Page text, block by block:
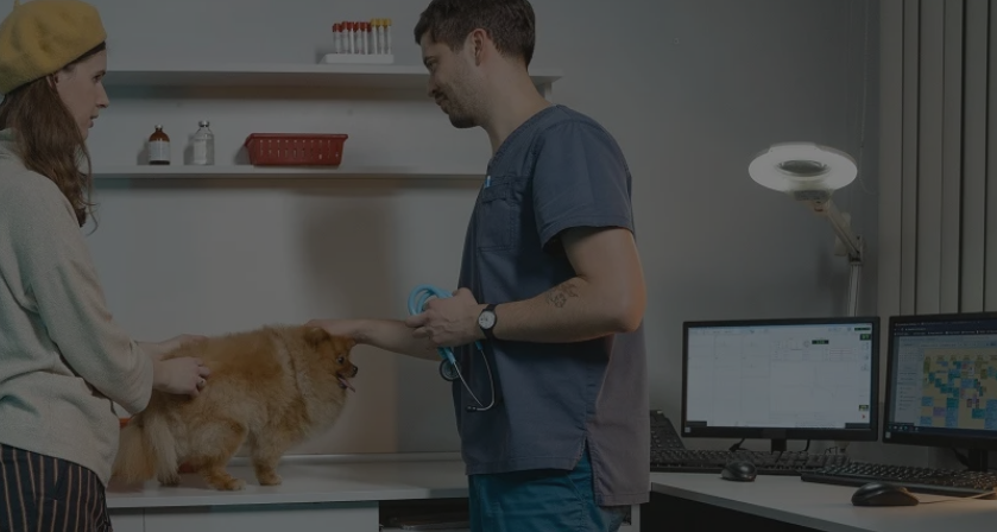
rudaslaska.com.pl
Ten plik cookie przechowuje identyfikator sesji.
rudaslaska.com.pl
Ten plik cookie przechowuje identyfikator sesji.
rudaslaska.com.pl
Ten plik cookie przechowuje identyfikator sesji.
.tiktok.com 1 tydzień 3 dni
Ten plik cookie jest używany do celów
uwierzytelniania i bezpieczeństwa, zapewniając, że
użytkownicy pozostają zalogowani, a ich dane są
zabezpieczone, jak poruszać się przez witrynę
internetową lub interakcji z jej usług.
Cloudflare Inc.
Ten plik cookie służy do rozróżniania ludzi i botów.
Jest to korzystne dla strony internetowej, ponieważ
umożliwia tworzenie ważnych raportów na temat
korzystania z jej witryny internetowej.
Cloudflare Inc.
.twitter.com
Ten plik cookie służy do rozróżniania ludzi i botów.
Jest to korzystne dla strony internetowej, ponieważ
umożliwia tworzenie ważnych raportów na temat
korzystania z jej witryny internetowej.
YouTube
.youtube.com
5 miesięcy 4
tygodnie
Ten plik cookie jest używany do przechowywania
zgody użytkownika i wyboru prywatności dla ich
interakcji z witryną. Rejestruje dane dotyczące
zgody odwiedzającego na różne polityki i
ustawienia prywatności, zapewniając, że ich
preferencje zostaną uhonorowane w przyszłych
sesjach.
CookieScript
Ten plik cookie jest używany przez usługę Cookie-
Polityce prywatności Google